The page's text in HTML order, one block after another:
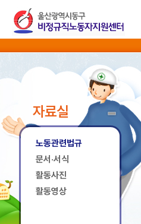
자료실
노동관련법규
문서·서식
활동사진
활동영상